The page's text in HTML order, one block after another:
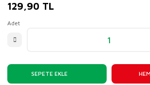
129,90 TL
Adet
SEPETE EKLE